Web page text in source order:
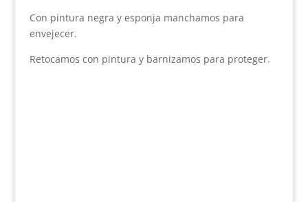
Con pintura negra y esponja manchamos para
envejecer.
Retocamos con pintura y barnizamos para proteger.